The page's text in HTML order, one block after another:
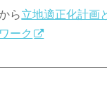
ら立地適正化計画
ーク